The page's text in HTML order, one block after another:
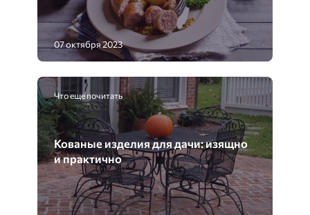
07 октября 2023
Что еще почитать
Кованые изделия для дачи: изящно
и практично